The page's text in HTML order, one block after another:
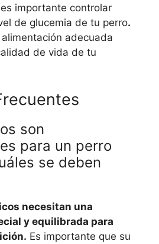
importante controlar
de glucemia de tu perro.
adecuada
de vida de tu
son
para un perro
se deben
necesitan una
y equilibrada para
Es importante que su